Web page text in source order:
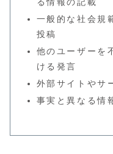
る情報の記載
一般的な社会規
投稿
他のユーザーを
ける発言
外部サイトやサ
事実と異なる情